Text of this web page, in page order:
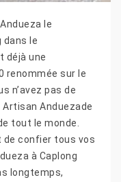
le
dans le
déjà une
renommée sur le
n’avez pas de
Anduezade
tout le monde.
de confier tous vos
à Caplong
longtemps,